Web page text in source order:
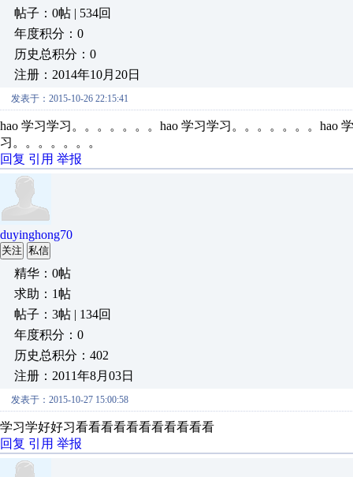
帖子：0帖 | 534回
年度积分：0
历史总积分：0
注册：2014年10月20日
发表于：2015-10-26 22:15:41
hao 学习学习。。。。。。。hao 学习学习。。。。。。。hao
习。。。。。。。
回复 引用 举报
duyinghong70
关注 私信
精华：0帖
求助：1帖
帖子：3帖 | 134回
年度积分：0
历史总积分：402
注册：2011年8月03日
发表于：2015-10-27 15:00:58
学习学好好习看看看看看看看看看看看
回复 引用 举报